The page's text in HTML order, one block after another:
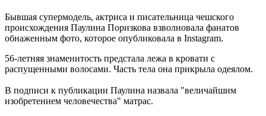
Бывшая супермодель, актриса и писательница чешского
происхождения Паулина Поризкова взволновала фанатов
обнаженным фото, которое опубликовала в Instagram.
56-летняя знаменитость предстала лежа в кровати с
распущенными волосами. Часть тела она прикрыла одеялом.
В подписи к публикации Паулина назвала "величайшим
изобретением человечества" матрас.